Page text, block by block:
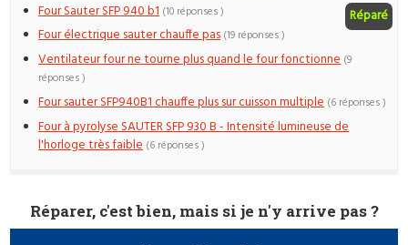
Four Sauter SFP 940 b1 Réparé
(10 réponses )
Four électrique sauter chauffe pas (19 réponses )
Ventilateur four ne tourne plus quand le four fonctionne (9
réponses )
Four sauter SFP940B1 chauffe plus sur cuisson multiple (6 réponses )
Four à pyrolyse SAUTER SFP 930 B - Intensité lumineuse de
l'horloge très faible (6 réponses )
Réparer, c'est bien, mais si je n'y arrive pas ?